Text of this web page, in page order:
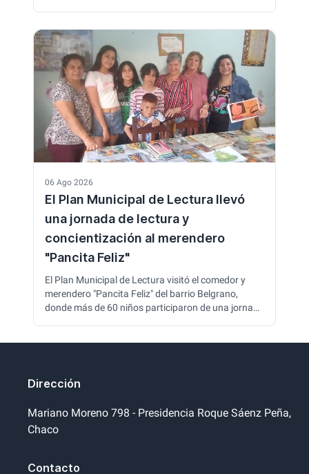
disfrutar de las instalaciones y propuestas al aire
libre.
06 Ago 2026
El Plan Municipal de Lectura llevó
una jornada de lectura y
concientización al merendero
"Pancita Feliz"
El Plan Municipal de Lectura visitó el comedor y
merendero "Pancita Feliz" del barrio Belgrano,
donde más de 60 niños participaron de una jornada
Dirección
Mariano Moreno 798 - Presidencia Roque Sáenz Peña,
Chaco
Contacto